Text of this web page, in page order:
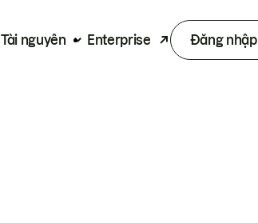
Tài nguyên Enterprise Đăng nhập